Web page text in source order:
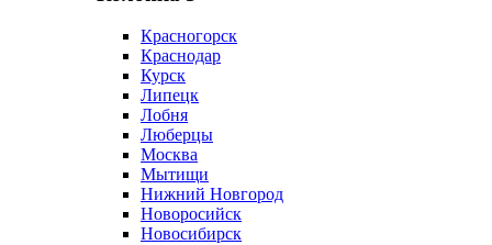
Красногорск
Краснодар
Курск
Липецк
Лобня
Люберцы
Москва
Мытищи
Нижний Новгород
Новоросийск
Новосибирск